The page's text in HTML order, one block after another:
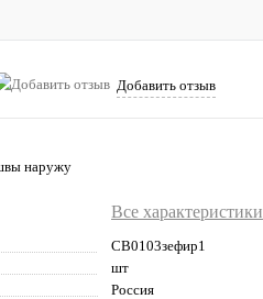
Добавить отзыв
наружу
Все характеристики
CB0103зефир1
шт
Россия